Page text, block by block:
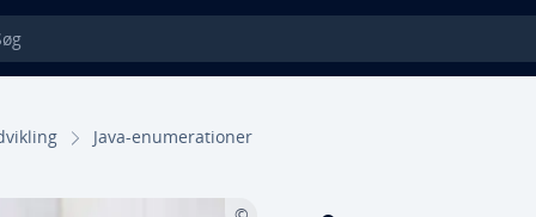
Java-enu­me­ra­tio­ner